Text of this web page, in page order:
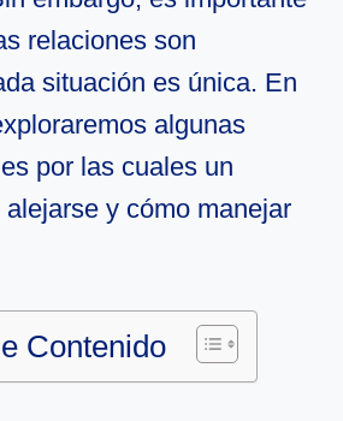
relaciones son
situación es única. En
algunas
por las cuales un
alejarse y cómo manejar
Contenido